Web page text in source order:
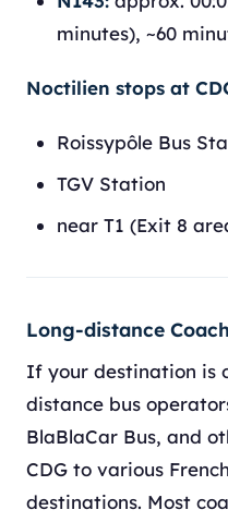
minutes), ~60
Noctilien stops at
Roissypôle Bus
TGV Station
near T1 (Exit 8
Long-distance
If your destination is
distance bus
BlaBlaCar Bus, and
CDG to various
destinations. Most